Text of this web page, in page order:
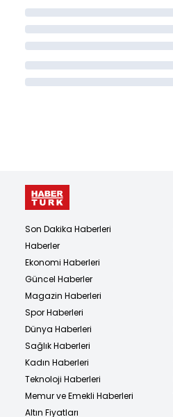
Son Dakika Haberleri
Haberler
Ekonomi Haberleri
Güncel Haberler
Magazin Haberleri
Spor Haberleri
Dünya Haberleri
Sağlık Haberleri
Kadın Haberleri
Teknoloji Haberleri
Memur ve Emekli Haberleri
Altın Fiyatları